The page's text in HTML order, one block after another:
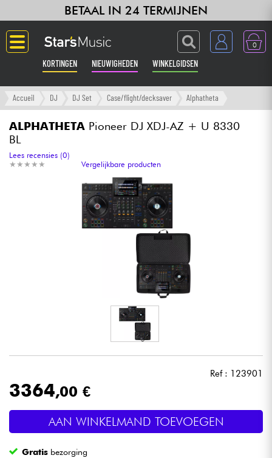
BETAAL IN 24 TERMIJNEN
0
KORTINGEN NIEUWIGHEDEN WINKELGIDSEN
Langue
Gitaar & Bas
Versterker & Effecten
Toetsenbord & Piano
Synths & samplers
Licht
Accueil DJ DJ Set Case/flight/decksaver Alphatheta
ALPHATHETA Pioneer DJ XDJ-AZ + U 8330
BL
★ ★ ★ ★ ★
★ ★ ★ ★ ★
Lees recensies (0)
Vergelijkbare producten
Ref : 123901
3364,00 €
AAN WINKELMAND TOEVOEGEN
Gratis bezorging